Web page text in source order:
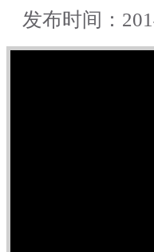
发布时间：